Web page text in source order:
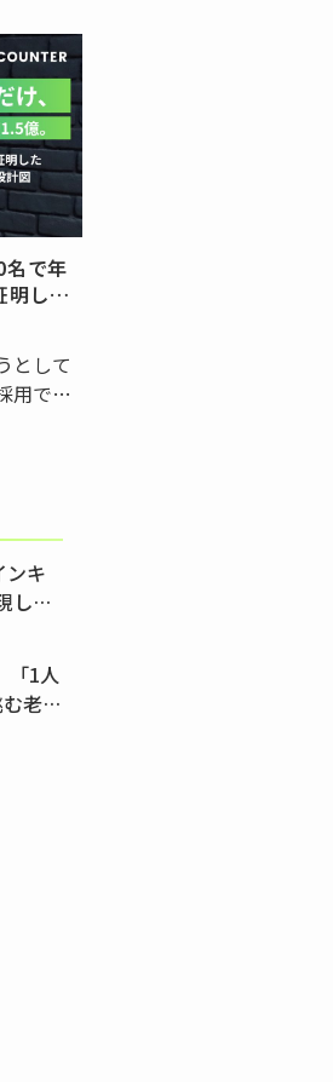
りま
おい
会損失
名で年
明した
として
用でき
以
ンキ
した
「1人
老舗